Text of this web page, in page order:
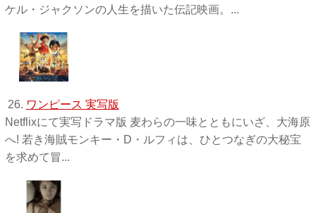
ケル・ジャクソンの人生を描いた伝記映画。...
26. ワンピース 実写版
Netflixにて実写ドラマ版 麦わらの一味とともにいざ、大海原
へ! 若き海賊モンキー・D・ルフィは、ひとつなぎの大秘宝
を求めて冒...